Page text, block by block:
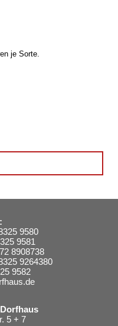
je Sorte.
9580
9581
8908738
9264380
9582
5 + 7